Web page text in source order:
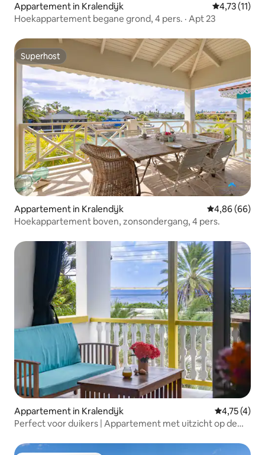
Appartement in Kralendijk Gemiddelde
4,73 (11)
Hoekappartement begane grond, 4 pers. · Apt 23
Superhost
Superhost
Appartement in Kralendijk Gemiddelde
4,86 (66)
Hoekappartement boven, zonsondergang, 4 pers.
Appartement in Kralendijk
4,75 (4)
Perfect voor duikers | Appartement met uitzicht op de